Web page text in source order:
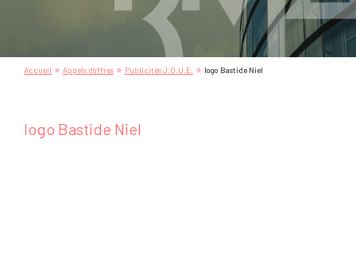
Accueil » Appels d’offres » Publicités J.O.U.E. » logo Bastide Niel
logo Bastide Niel